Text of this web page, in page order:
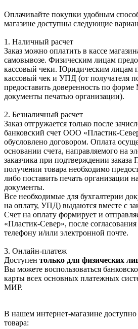
Оплачивайте покупки удобным
магазине доступны следующие
1. Наличный расчет
Заказ можно оплатить в кассе
самовывозе. Физическим лицам
кассовый чеки. Юридическим лицам
кассовый чек и УПД (от получателя
предоставить доверенность по
документы печатью организации).
2. Безналичный расчет
Заказ отгружается только после
банковский счет ООО «Пластик-
обусловлено договором. Оплата
основании счета, направляемого на
заказчика при подтверждении
получении товара необходимо
либо поставить печать организации
документы.
Все необходимые для бухгалтерии
на оплату, УПД) выдаются вместе с
Счет на оплату формирует и
«Пластик-Север», после
телефону и/или электронной почте.
3. Онлайн-платеж
Доступен только для физических
Вы можете воспользоваться
карты всех основных платежных
МИР.
В нашем интернет-магазине
товара: